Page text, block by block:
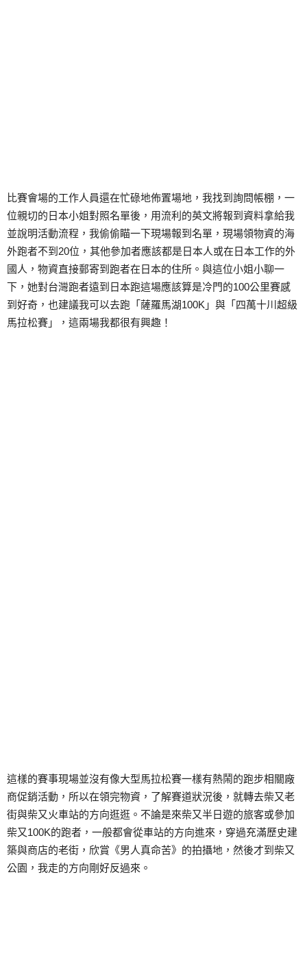
比賽會場的工作人員還在忙碌地佈置場地，我找到詢問帳棚，一
位親切的日本小姐對照名單後，用流利的英文將報到資料拿給我
並說明活動流程，我偷偷瞄一下現場報到名單，現場領物資的海
外跑者不到20位，其他參加者應該都是日本人或在日本工作的外
國人，物資直接郵寄到跑者在日本的住所。與這位小姐小聊一
下，她對台灣跑者遠到日本跑這場應該算是冷門的100公里賽感
到好奇，也建議我可以去跑「薩羅馬湖100K」與「四萬十川超級
馬拉松賽」，這兩場我都很有興趣！
這樣的賽事現場並沒有像大型馬拉松賽一樣有熱鬧的跑步相關廠
商促銷活動，所以在領完物資，了解賽道狀況後，就轉去柴又老
街與柴又火車站的方向逛逛。不論是來柴又半日遊的旅客或參加
柴又100K的跑者，一般都會從車站的方向進來，穿過充滿歷史建
築與商店的老街，欣賞《男人真命苦》的拍攝地，然後才到柴又
公園，我走的方向剛好反過來。